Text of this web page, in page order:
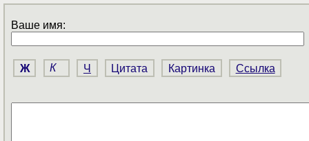
Ваше имя:
Ж К Ч Цитата Картинка Ссылка